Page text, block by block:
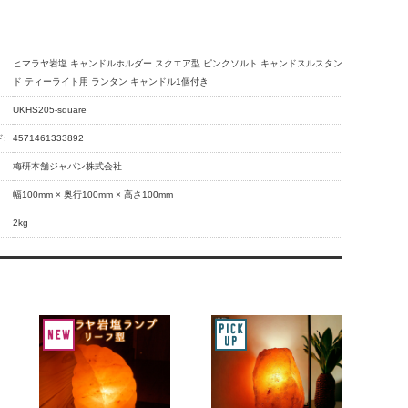
ヒマラヤ岩塩 キャンドルホルダー スクエア型 ピンクソルト キャンドスルスタン
ド ティーライト用 ランタン キャンドル1個付き
UKHS205-square
: 4571461333892
梅研本舗ジャパン株式会社
幅100mm × 奥行100mm × 高さ100mm
2kg